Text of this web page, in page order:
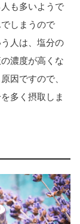
も多いようで
しまうので
人は、塩分の
濃度が高くな
因ですので、
多く摂取しま